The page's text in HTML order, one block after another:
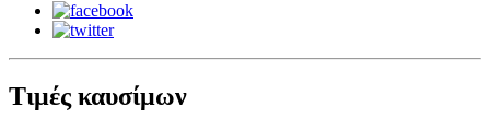
Τιμές καυσίμων